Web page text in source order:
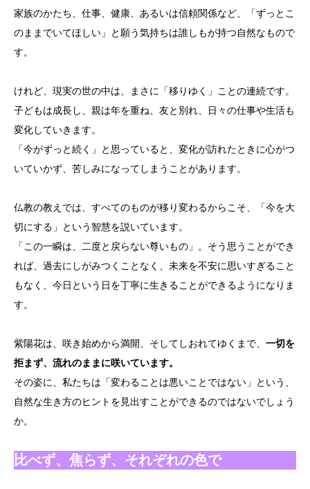
家族のかたち、仕事、健康、あるいは信頼関係など、「ずっとこ
のままでいてほしい」と願う気持ちは誰しもが持つ自然なもので
す。
けれど、現実の世の中は、まさに「移りゆく」ことの連続です。
子どもは成長し、親は年を重ね、友と別れ、日々の仕事や生活も
変化していきます。
「今がずっと続く」と思っていると、変化が訪れたときに心がつ
いていかず、苦しみになってしまうことがあります。
仏教の教えでは、すべてのものが移り変わるからこそ、「今を大
切にする」という智慧を説いています。
「この一瞬は、二度と戻らない尊いもの」。そう思うことができ
れば、過去にしがみつくことなく、未来を不安に思いすぎること
もなく、今日という日を丁寧に生きることができるようになりま
す。
紫陽花は、咲き始めから満開、そしてしおれてゆくまで、 一切を
拒まず、流れのままに咲いています。
その姿に、私たちは「変わることは悪いことではない」という、
自然な生き方のヒントを見出すことができるのではないでしょう
か。
比べず、焦らず、それぞれの色で